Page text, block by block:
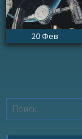
20 Фев